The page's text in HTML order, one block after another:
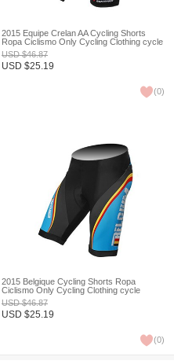
2015 Équipe Crelan AA Cycling Shorts
Ropa Ciclismo Only Cycling Clothing cycle
jerseys Ciclismo bicicletas maillot ciclismo
XXS
USD$46.87
USD $25.19
(0)
2015 Belgique Cycling Shorts Ropa
Ciclismo Only Cycling Clothing cycle
jerseys Ciclismo bicicletas maillot ciclismo
XXS
USD$46.87
USD $25.19
(0)